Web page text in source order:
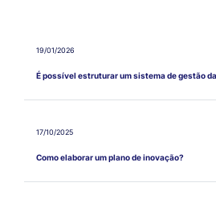
19/01/2026
É possível estruturar um sistema de gestão
17/10/2025
Como elaborar um plano de inovação?